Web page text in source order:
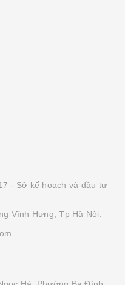
- Sở kế hoạch và đầu tư
Vĩnh Hưng, Tp Hà Nội.